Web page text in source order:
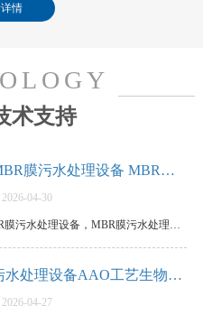
情
术支持
一体化MBR膜污水处理设备 MBR膜污水处理设备…
04-30
一体化MBR膜污水处理设备，MBR膜污水处理设备优缺点和使用要点说明，MBR膜一体化污水处理设备，是…
一体化污水处理设备AAO工艺生物脱氮除磷，原…
04-27